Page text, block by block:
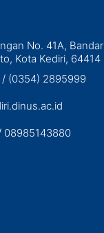
No. 41A, Bandar
Kota Kediri, 64414
(0354) 2895999
08985143880